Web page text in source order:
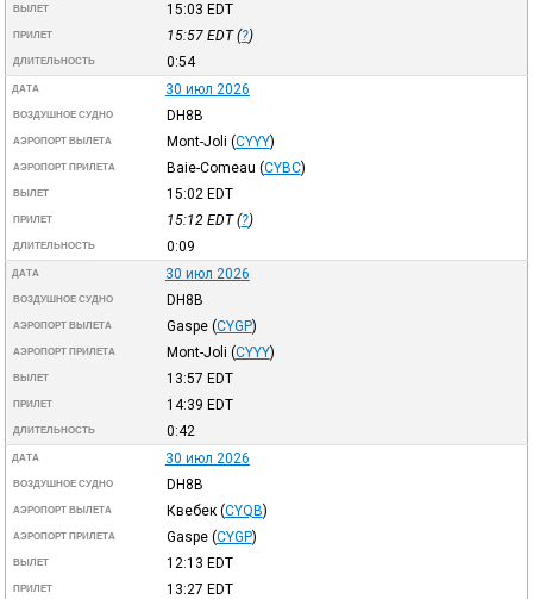
ВЫЛЕТ 15:03 EDT
ПРИЛЕТ 15:57 EDT(?)
ДЛИТЕЛЬНОСТЬ 0:54
ДАТА 30 июл 2026
ВОЗДУШНОЕ СУДНО DH8B
АЭРОПОРТ ВЫЛЕТА Mont-Joli (CYYY)
АЭРОПОРТ ПРИЛЕТА Baie-Comeau (CYBC)
ВЫЛЕТ 15:02 EDT
ПРИЛЕТ 15:12 EDT(?)
ДЛИТЕЛЬНОСТЬ 0:09
ДАТА 30 июл 2026
ВОЗДУШНОЕ СУДНО DH8B
АЭРОПОРТ ВЫЛЕТА Gaspe (CYGP)
АЭРОПОРТ ПРИЛЕТА Mont-Joli (CYYY)
ВЫЛЕТ 13:57 EDT
ПРИЛЕТ 14:39 EDT
ДЛИТЕЛЬНОСТЬ 0:42
ДАТА 30 июл 2026
ВОЗДУШНОЕ СУДНО DH8B
АЭРОПОРТ ВЫЛЕТА Квебек (CYQB)
АЭРОПОРТ ПРИЛЕТА Gaspe (CYGP)
ВЫЛЕТ 12:13 EDT
ПРИЛЕТ 13:27 EDT